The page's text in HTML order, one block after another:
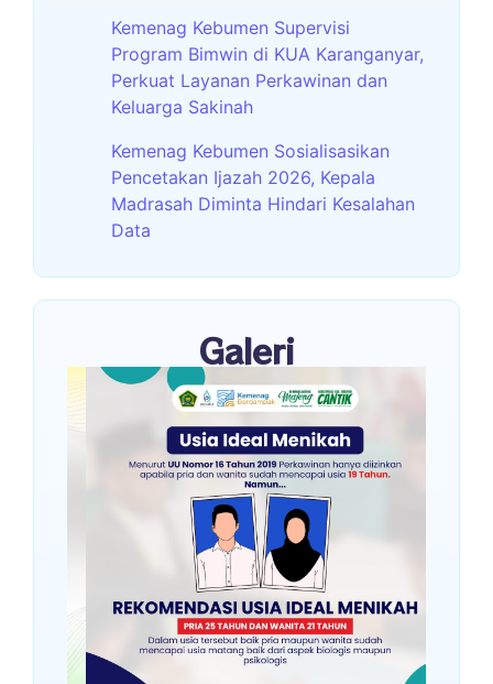
Kemenag Kebumen Supervisi
Program Bimwin di KUA Karanganyar,
Perkuat Layanan Perkawinan dan
Keluarga Sakinah
Kemenag Kebumen Sosialisasikan
Pencetakan Ijazah 2026, Kepala
Madrasah Diminta Hindari Kesalahan
Data
Galeri